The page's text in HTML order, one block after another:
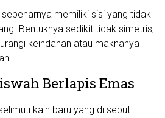
memiliki sisi yang tidak
Bentuknya sedikit tidak simetris,
keindahan atau maknanya
Berlapis Emas
kain baru yang di sebut